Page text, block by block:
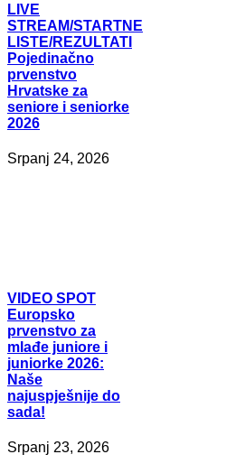
LIVE
STREAM/STARTNE
LISTE/REZULTATI
Pojedinačno
prvenstvo
Hrvatske za
seniore i seniorke
2026
Srpanj 24, 2026
VIDEO SPOT
Europsko
prvenstvo za
mlađe juniore i
juniorke 2026:
Naše
najuspješnije do
sada!
Srpanj 23, 2026